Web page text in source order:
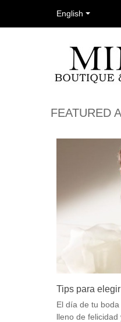
English
FEATURED
Tips para
El día de tu
lleno de felicidad